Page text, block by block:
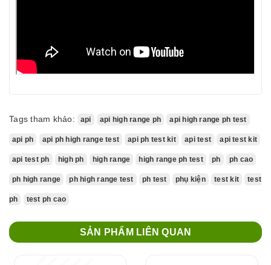
Tags tham khảo: api api high range ph api high range ph test
api ph api ph high range test api ph test kit api test api test kit
api test ph high ph high range high range ph test ph ph cao
ph high range ph high range test ph test phụ kiện test kit test
ph test ph cao
SẢN PHẨM LIÊN QUAN